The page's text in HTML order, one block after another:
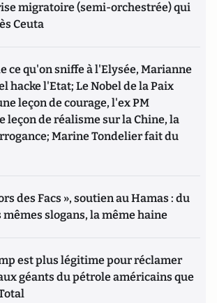
migratoire (semi-orchestrée) qui
Ceuta
ce qu'on sniffe à l'Elysée, Marianne
hacke l'Etat; Le Nobel de la Paix
leçon de courage, l'ex PM
leçon de réalisme sur la Chine, la
Marine Tondelier fait du
des Facs », soutien au Hamas : du
mêmes slogans, la même haine
est plus légitime pour réclamer
géants du pétrole américains que